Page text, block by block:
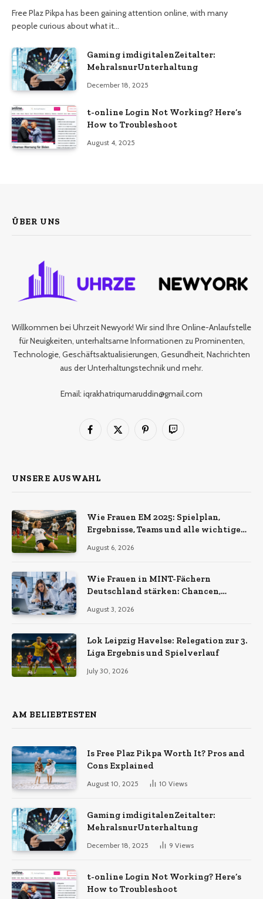
Free Plaz Pikpa has been gaining attention online, with many
people curious about what it…
Gaming imdigitalenZeitalter:
MehralsnurUnterhaltung
December 18, 2025
t-online Login Not Working? Here’s
How to Troubleshoot
August 4, 2025
ÜBER UNS
Willkommen bei Uhrzeit Newyork! Wir sind Ihre Online-Anlaufstelle
für Neuigkeiten, unterhaltsame Informationen zu Prominenten,
Technologie, Geschäftsaktualisierungen, Gesundheit, Nachrichten
aus der Unterhaltungstechnik und mehr.
Email: iqrakhatriqumaruddin@gmail.com
Facebook
X
PinterestTwitch
UNSERE AUSWAHL
Wie Frauen EM 2025: Spielplan,
Ergebnisse, Teams und alle wichtigen
August 6, 2026
Wie Frauen in MINT-Fächern
Deutschland stärken: Chancen,
Entwicklungen
August 3, 2026
Lok Leipzig Havelse: Relegation zur 3.
Liga Ergebnis und Spielverlauf
July 30, 2026
AM BELIEBTESTEN
Is Free Plaz Pikpa Worth It? Pros and
Cons Explained
August 10, 2025 10 Views
Gaming imdigitalenZeitalter:
MehralsnurUnterhaltung
December 18, 2025 9 Views
t-online Login Not Working? Here’s
How to Troubleshoot